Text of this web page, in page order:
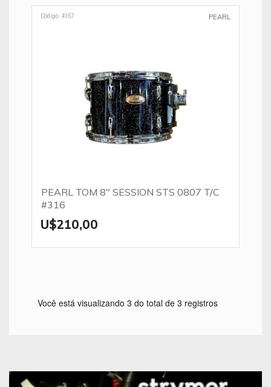
Código: 4157 PEARL
PEARL TOM 8" SESSION STS 0807 T/C
#316
U$210,00
Você está visualizando 3 do total de 3 registros